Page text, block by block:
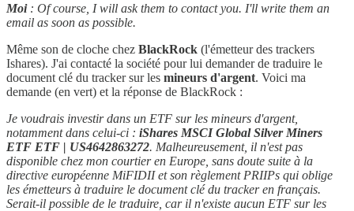
Moi: Of course, I will ask them to contact you. I'll write them an
email as soon as possible.
Même son de cloche chez BlackRock (l'émetteur des trackers
Ishares). J'ai contacté la société pour lui demander de traduire le
document clé du tracker sur les mineurs d'argent. Voici ma
demande (en vert) et la réponse de BlackRock :
Je voudrais investir dans un ETF sur les mineurs d'argent,
notamment dans celui-ci : iShares MSCI Global Silver Miners
ETF ETF | US4642863272. Malheureusement, il n'est pas
disponible chez mon courtier en Europe, sans doute suite à la
directive européenne MiFIDII et son règlement PRIIPs qui oblige
les émetteurs à traduire le document clé du tracker en français.
Serait-il possible de le traduire, car il n'existe aucun ETF sur les